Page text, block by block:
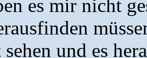
es mir nicht
und es